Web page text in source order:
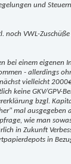
und
noch VWL-
bei einem eigenen
- allerdings
vielleicht
keine GKV/GPV-
bzgl.
mal ausgegeben
wie man
in Zukunft
in